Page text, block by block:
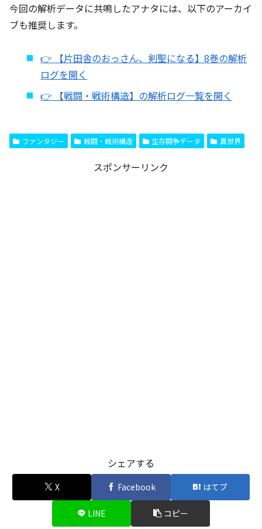
今回の解析データに共鳴したアナタには、以下のアーカイ
ブも推奨します。
👉 【片田舎のおっさん、剣聖になる】8巻の解析
ログを開く
👉 【戦闘・戦術構造】の解析ログ一覧を開く
ファンタジー 戦闘・戦術構造 生存闘争データ 異世界
スポンサーリンク
シェアする
X Facebook はてブ
LINE コピー